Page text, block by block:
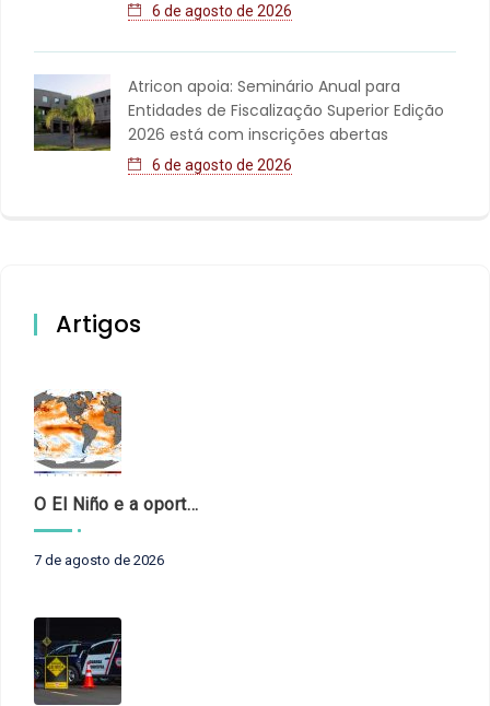
6 de agosto de 2026
Atricon apoia: Seminário Anual para
Entidades de Fiscalização Superior Edição
2026 está com inscrições abertas
6 de agosto de 2026
Artigos
O El Niño e a oportunidade de fortalecer o controle externo das políticas climáticas
7 de agosto de 2026